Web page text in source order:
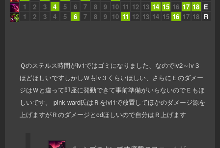
1
2 3 4 5 6 7 8 9 10 11 12 13 14 15 16 17 18 E
1
2 3 4 5 6 7 8 9 10 11 12 13 14 15 16 17 18 R
Ｑのステルス時間がlv1ではゴミになりました、なのでlv2～lv３
ほどほしいですしかしＷもlv３くらいほしい、さらにＥのダメー
ジはＷと違って即座に発動できて事前準備がいらないのでＥもほ
しいです。 pink ward氏はＲをlvl1で放置してほかのダメージ源を
上げますがＲのダメージとcdほしいので自分はＲ上げます